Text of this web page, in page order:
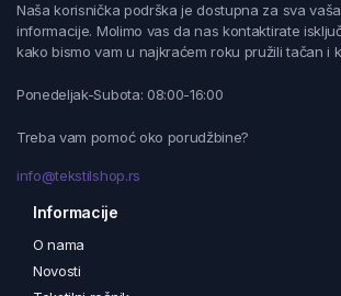
Naša korisnička podrška je dostupna za sva
informacije. Molimo vas da nas kontaktirate
kako bismo vam u najkraćem roku pružili tačan i
Ponedeljak-Subota: 08:00-16:00
Treba vam pomoć oko porudžbine?
info@tekstilshop.rs
Informacije
O nama
Novosti